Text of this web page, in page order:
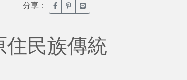
分享： 臉書分享(另開新視窗)
噗浪分享(另開新視窗)
Line分享(另開新視窗)
住民族傳統